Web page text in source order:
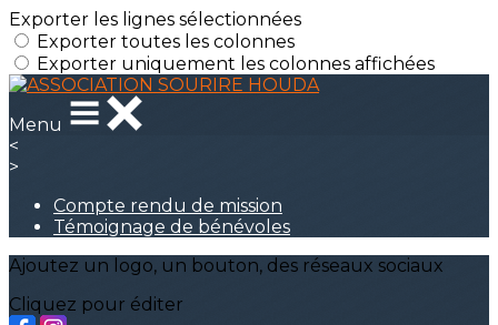
Exporter les lignes sélectionnées
Exporter toutes les colonnes
Exporter uniquement les colonnes affichées
Menu
<
>
Compte rendu de mission
Témoignage de bénévoles
Ajoutez un logo, un bouton, des réseaux sociaux
Cliquez pour éditer